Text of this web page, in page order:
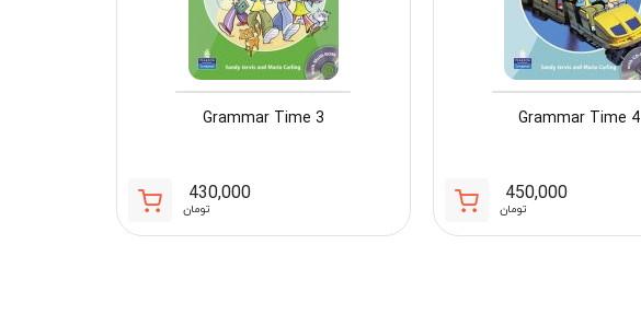
Grammar Time 4
450,000
تومان
Grammar Time 3
430,000
تومان